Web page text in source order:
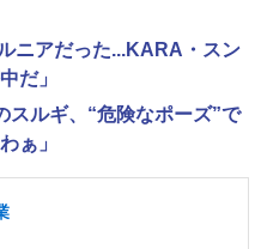
ニアだった...KARA・スン
だ」
スルギ、“危険なポーズ”で
ぁ」